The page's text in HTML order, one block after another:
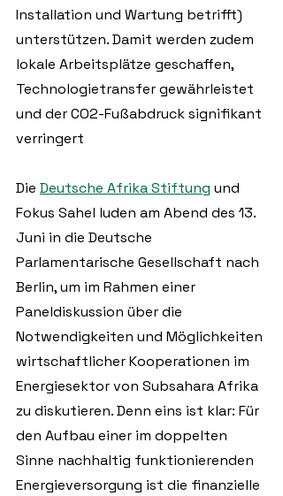
Installation und Wartung betrifft)
unterstützen. Damit werden zudem
lokale Arbeitsplätze geschaffen,
Technologietransfer gewährleistet
und der CO2-Fußabdruck signifikant
verringert
Die Deutsche Afrika Stiftung und
Fokus Sahel luden am Abend des 13.
Juni in die Deutsche
Parlamentarische Gesellschaft nach
Berlin, um im Rahmen einer
Paneldiskussion über die
Notwendigkeiten und Möglichkeiten
wirtschaftlicher Kooperationen im
Energiesektor von Subsahara Afrika
zu diskutieren. Denn eins ist klar: Für
den Aufbau einer im doppelten
Sinne nachhaltig funktionierenden
Energieversorgung ist die finanzielle